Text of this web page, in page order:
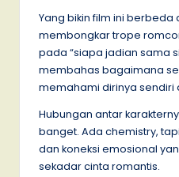
Yang bikin film ini
membongkar trope
pada “siapa jadian sama
membahas bagaimana
memahami dirinya sendiri
Hubungan antar
banget. Ada chemistry,
dan koneksi emosional
sekadar cinta romantis.